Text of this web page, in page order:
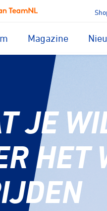
Magazine
JE
HET